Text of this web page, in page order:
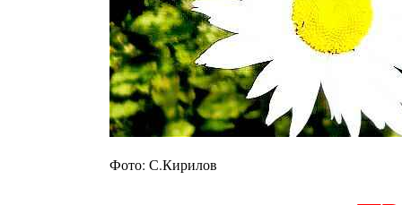
Фото: С.Кирилов